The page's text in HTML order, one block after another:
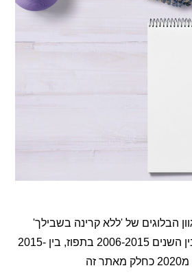
של 'ללא קרינה בשבילך'
במגוון הפלטפורמות. בין השנים 2006-2015 בתפוז, בין 2015-